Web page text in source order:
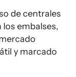
de centrales
los embalses,
y marcado